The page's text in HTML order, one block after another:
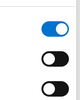
sostenibles
WELL, VERDE, o
realizada con
Cradle to